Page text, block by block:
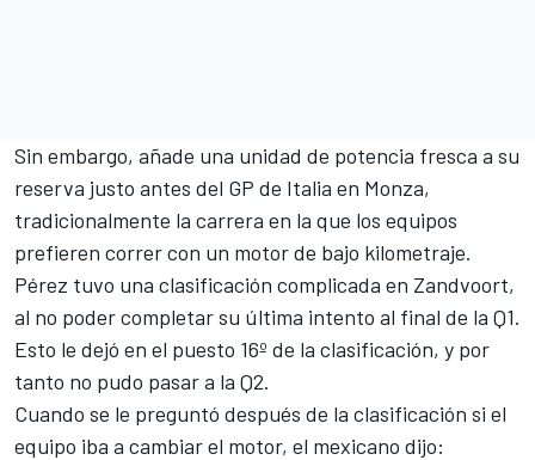
Sin embargo, añade una unidad de potencia fresca a su
reserva justo antes del GP de Italia en Monza,
tradicionalmente la carrera en la que los equipos
prefieren correr con un motor de bajo kilometraje.
Pérez tuvo una clasificación complicada en Zandvoort,
al no poder completar su última intento al final de la Q1.
Esto le dejó en el puesto 16º de la clasificación, y por
tanto no pudo pasar a la Q2.
Cuando se le preguntó después de la clasificación si el
equipo iba a cambiar el motor, el mexicano dijo: